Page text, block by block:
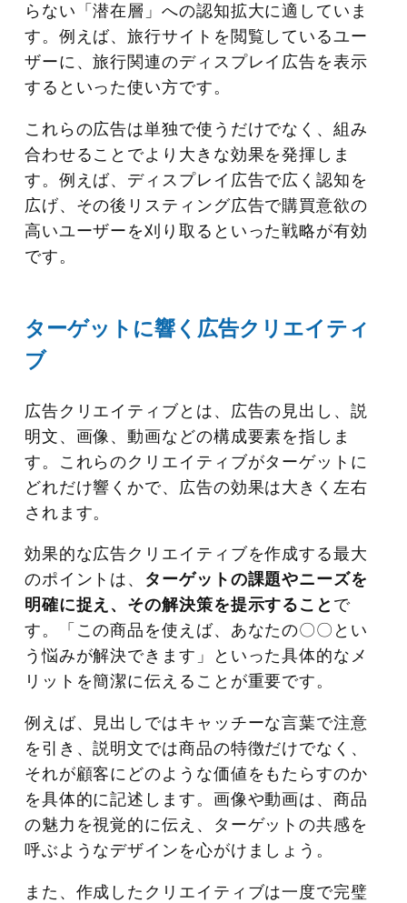
らない「潜在層」への認知拡大に適していま
す。例えば、旅行サイトを閲覧しているユー
ザーに、旅行関連のディスプレイ広告を表示
するといった使い方です。
これらの広告は単独で使うだけでなく、組み
合わせることでより大きな効果を発揮しま
す。例えば、ディスプレイ広告で広く認知を
広げ、その後リスティング広告で購買意欲の
高いユーザーを刈り取るといった戦略が有効
です。
ターゲットに響く広告クリエイティ
ブ
広告クリエイティブとは、広告の見出し、説
明文、画像、動画などの構成要素を指しま
す。これらのクリエイティブがターゲットに
どれだけ響くかで、広告の効果は大きく左右
されます。
効果的な広告クリエイティブを作成する最大
のポイントは、 ターゲットの課題やニーズを
明確に捉え、その解決策を提示すること で
す。「この商品を使えば、あなたの〇〇とい
う悩みが解決できます」といった具体的なメ
リットを簡潔に伝えることが重要です。
例えば、見出しではキャッチーな言葉で注意
を引き、説明文では商品の特徴だけでなく、
それが顧客にどのような価値をもたらすのか
を具体的に記述します。画像や動画は、商品
の魅力を視覚的に伝え、ターゲットの共感を
呼ぶようなデザインを心がけましょう。
また、作成したクリエイティブは一度で完璧